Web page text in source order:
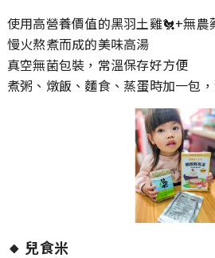
使用高營養價值的黑羽土雞🐔+無農
慢火熬煮而成的美味高湯
真空無菌包裝，常溫保存好方便
煮粥、燉飯、麵食、蒸蛋時加一包
🔸 兒食米